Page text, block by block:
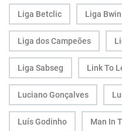
Liga Betclic Liga Bwin
Liga dos Campeões
Liga Sabseg Link To
Luciano Gonçalves
Luís Godinho Man In